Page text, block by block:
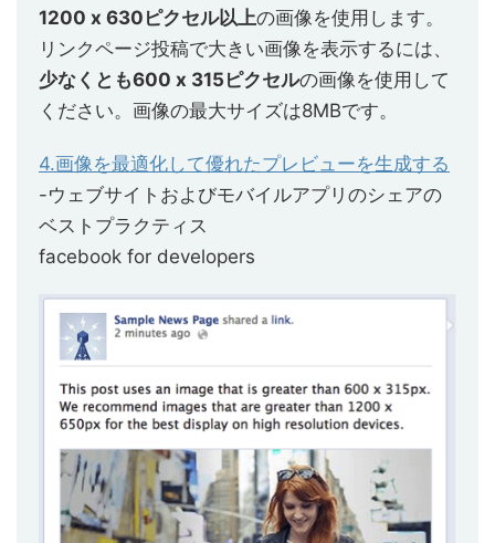
1200 x 630ピクセル以上の画像を使用します。
リンクページ投稿で大きい画像を表示するには、
少なくとも600 x 315ピクセルの画像を使用して
ください。画像の最大サイズは8MBです。
4.画像を最適化して優れたプレビューを生成する
-ウェブサイトおよびモバイルアプリのシェアの
ベストプラクティス
facebook for developers